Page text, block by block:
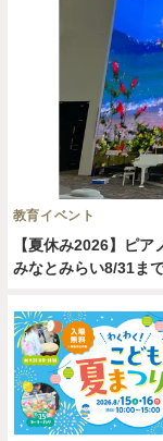
【夏休み2026】ピ
みなとみらい8/31ま
教育イベント